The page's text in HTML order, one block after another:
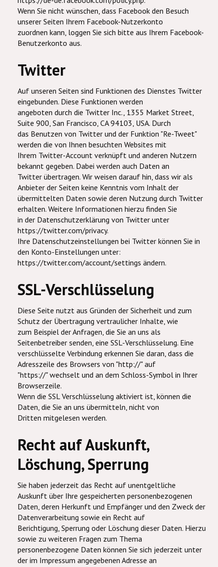
Wenn Sie nicht wünschen, dass Facebook den Besuch
unserer Seiten Ihrem Facebook-Nutzerkonto
zuordnen kann, loggen Sie sich bitte aus Ihrem Facebook-
Benutzerkonto aus.
Twitter
Auf unseren Seiten sind Funktionen des Dienstes Twitter
eingebunden. Diese Funktionen werden
angeboten durch die Twitter Inc., 1355 Market Street,
Suite 900, San Francisco, CA 94103, USA. Durch
das Benutzen von Twitter und der Funktion "Re-Tweet"
werden die von Ihnen besuchten Websites mit
Ihrem Twitter-Account verknüpft und anderen Nutzern
bekannt gegeben. Dabei werden auch Daten an
Twitter übertragen. Wir weisen darauf hin, dass wir als
Anbieter der Seiten keine Kenntnis vom Inhalt der
übermittelten Daten sowie deren Nutzung durch Twitter
erhalten. Weitere Informationen hierzu finden Sie
in der Datenschutzerklärung von Twitter unter
https://twitter.com/privacy.
Ihre Datenschutzeinstellungen bei Twitter können Sie in
den Konto-Einstellungen unter:
https://twitter.com/account/settings ändern.
SSL-Verschlüsselung
Diese Seite nutzt aus Gründen der Sicherheit und zum
Schutz der Übertragung vertraulicher Inhalte, wie
zum Beispiel der Anfragen, die Sie an uns als
Seitenbetreiber senden, eine SSL-Verschlüsselung. Eine
verschlüsselte Verbindung erkennen Sie daran, dass die
Adresszeile des Browsers von "http://" auf
"https://" wechselt und an dem Schloss-Symbol in Ihrer
Browserzeile.
Wenn die SSL Verschlüsselung aktiviert ist, können die
Daten, die Sie an uns übermitteln, nicht von
Dritten mitgelesen werden.
Recht auf Auskunft,
Löschung, Sperrung
Sie haben jederzeit das Recht auf unentgeltliche
Auskunft über Ihre gespeicherten personenbezogenen
Daten, deren Herkunft und Empfänger und den Zweck der
Datenverarbeitung sowie ein Recht auf
Berichtigung, Sperrung oder Löschung dieser Daten. Hierzu
sowie zu weiteren Fragen zum Thema
personenbezogene Daten können Sie sich jederzeit unter
der im Impressum angegebenen Adresse an